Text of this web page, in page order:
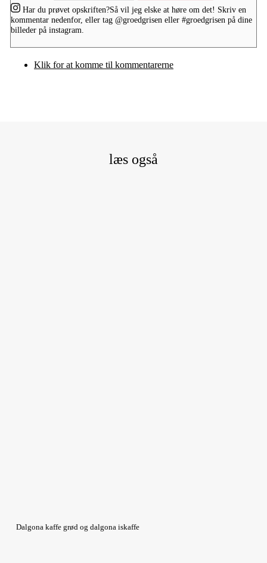
Har du prøvet opskriften?Så vil jeg elske at høre om det! Skriv en
kommentar nedenfor, eller tag @groedgrisen eller #groedgrisen på dine
billeder på instagram.
Klik for at komme til kommentarerne
læs også
Dalgona kaffe grød og dalgona iskaffe